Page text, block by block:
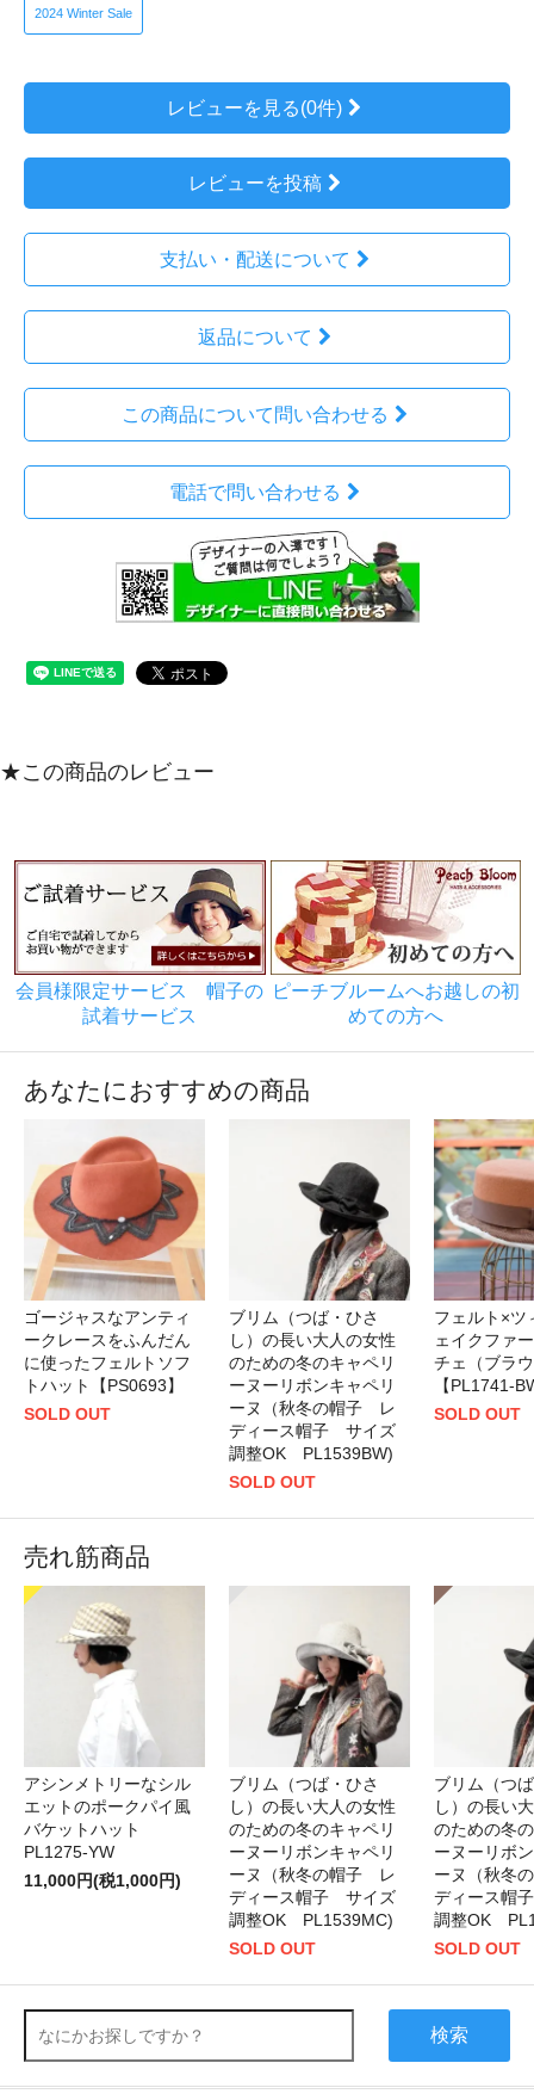
2024 Winter Sale
レビューを見る(0件)
レビューを投稿
支払い・配送について
返品について
この商品について問い合わせる
電話で問い合わせる
★この商品のレビュー
会員様限定サービス 帽子の
試着サービス
ピーチブルームへお越しの初
めての方へ
あなたにおすすめの商品
ゴージャスなアンティ
ークレースをふんだん
に使ったフェルトソフ
トハット【PS0693】
SOLD OUT
ブリム（つば・ひさ
し）の長い大人の女性
のための冬のキャペリ
ーヌーリボンキャペリ
ーヌ（秋冬の帽子 レ
ディース帽子 サイズ
調整OK PL1539BW)
SOLD OUT
フェルト×ツ
ェイクファ
チェ（ブラ
【PL1741-
SOLD OUT
売れ筋商品
アシンメトリーなシル
エットのポークパイ風
バケットハット
PL1275-YW
11,000円(税1,000円)
ブリム（つば・ひさ
し）の長い大人の女性
のための冬のキャペリ
ーヌーリボンキャペリ
ーヌ（秋冬の帽子 レ
ディース帽子 サイズ
調整OK PL1539MC)
SOLD OUT
ブリム（つ
し）の長い
のための冬
ーヌーリボ
ーヌ（秋冬
ディース帽
調整OK
SOLD OUT
検索